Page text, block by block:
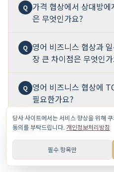
A
가장 먼저 익혀야 할 것은
안건 설정: "I'd like to
today." (협상의 주도권을
could [condition], we'd
(협상 공방에서 가장 자주
두 합의를 확정하기). 이 세
맞춰 표현을 다양하게 확장
Q
가격 협상에서 상대방
은 무엇인가요?
A
세 가지 요령이 있습니다.
가지고 하고, 쉽게 가격을
과 활용). 둘째, 가격 인하
붙이는 것입니다(조건부
Concession). 셋째, 가격만
납기·지원 등 부가가치를
는 것입니다(리프레이밍). '
'어떻게 하면 서로에게 최선
가는 것이 중요합니다.
Q
영어 비즈니스 협상과
장 큰 차이점은 무엇인
A
가장 큰 차이는 '직설성'입
표현이나 분위기를 파악하
=무례함'은 아닙니다. "I
형태가 영어 협상에서의 예
에 대한 태도입니다. 일본
Q
영어 비즈니스 협상에
필요한가요?
A TOEIC 700~800점 정도면
점수보다 '협상 상황에서의
TOEIC 900점이라도 협상
하는 사람이 있는가 하면,
Q 온라인(Zoom/Teams
서 주의해야 할 점은 무
A 온라인에서는 대면 상황보
당사 사이트에서는 서비스 향상을 위해
동의를 부탁드립니다.개인정보처리방침
필수 항목만